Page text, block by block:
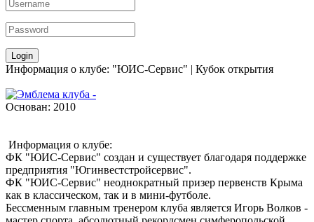
Информация о клубе: "ЮИС-Сервис" | Кубок открытия
Основан: 2010
Информация о клубе:
ФК "ЮИС-Сервис" создан и существует благодаря поддержке
предприятия "Югинвестстройсервис".
ФК "ЮИС-Сервис" неоднократный призер первенств Крыма
как в классическом, так и в мини-футболе.
Бессменным главным тренером клуба является Игорь Волков -